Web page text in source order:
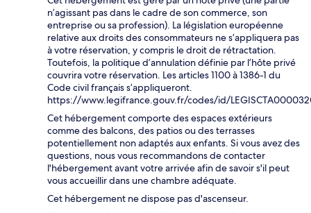
n’agissant pas dans le cadre de son commerce, son
entreprise ou sa profession). La législation européenne
relative aux droits des consommateurs ne s’appliquera pas
à votre réservation, y compris le droit de rétractation.
Toutefois, la politique d’annulation définie par l’hôte privé
couvrira votre réservation. Les articles 1100 à 1386-1 du
Code civil français s’appliqueront.
https://www.legifrance.gouv.fr/codes/id/
Cet hébergement comporte des espaces extérieurs
comme des balcons, des patios ou des terrasses
potentiellement non adaptés aux enfants. Si vous avez des
questions, nous vous recommandons de contacter
l'hébergement avant votre arrivée afin de savoir s'il peut
vous accueillir dans une chambre adéquate.
Cet hébergement ne dispose pas d'ascenseur.